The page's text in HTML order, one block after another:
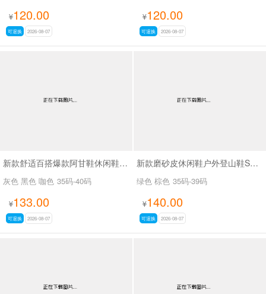
¥120.00
可退换 2026-08-07
¥120.00
可退换 2026-08-07
新款舒适百搭爆款阿甘鞋休闲鞋SA6876
灰色 黑色 咖色 35码-40码
¥133.00
可退换 2026-08-07
新款磨砂皮休闲鞋户外登山鞋SA5122
绿色 棕色 35码-39码
¥140.00
可退换 2026-08-07